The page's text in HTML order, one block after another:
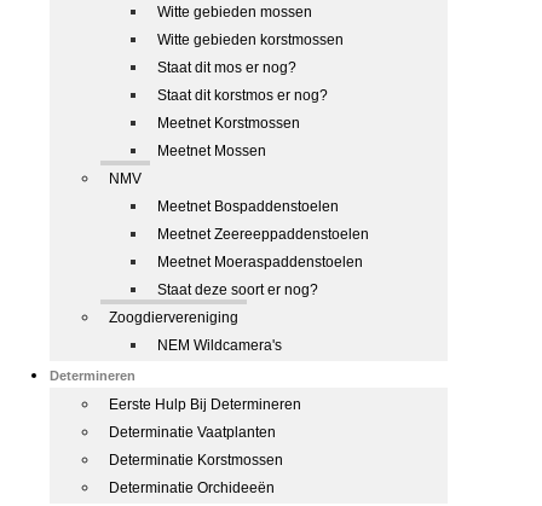
Witte gebieden mossen
Witte gebieden korstmossen
Staat dit mos er nog?
Staat dit korstmos er nog?
Meetnet Korstmossen
Meetnet Mossen
NMV
Meetnet Bospaddenstoelen
Meetnet Zeereeppaddenstoelen
Meetnet Moeraspaddenstoelen
Staat deze soort er nog?
Zoogdiervereniging
NEM Wildcamera's
Determineren
Eerste Hulp Bij Determineren
Determinatie Vaatplanten
Determinatie Korstmossen
Determinatie Orchideeën